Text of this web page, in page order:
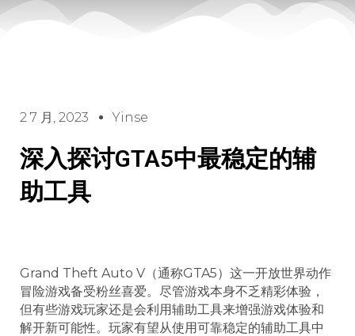
2 7 月, 2023 Yinse
深入探讨GTA5中最稳定的辅
助工具
Grand Theft Auto V（通称GTA5）这一开放世界动作
冒险游戏备受粉丝喜爱。尽管游戏本身不乏精彩体验，
但有些游戏玩家还是会利用辅助工具来增强游戏体验和
解开新可能性。玩家有望从使用可靠稳定的辅助工具中